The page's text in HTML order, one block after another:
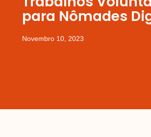
para Nômades
Novembro 10, 2023